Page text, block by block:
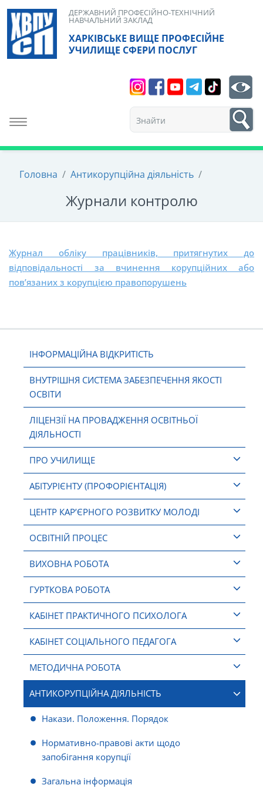
Skip
content
ХАРКІВСЬКЕ ВИЩЕ ПРОФЕСІЙНЕ
УЧИЛИЩЕ СФЕРИ ПОСЛУГ
ДЕРЖАВНИЙ ПРОФЕСІЙНО-ТЕХНІЧНИЙ
НАВЧАЛЬНИЙ ЗАКЛАД
Toggle navigation
1
Головна / Антикорупційна діяльність /
Журнали контролю
ІНФОРМАЦІЙНА ВІДКРИТІСТЬ
ВНУТРІШНЯ СИСТЕМА ЗАБЕЗПЕЧЕННЯ ЯКОСТІ
ОСВІТИ
ЛІЦЕНЗІЇ НА ПРОВАДЖЕННЯ ОСВІТНЬОЇ
ДІЯЛЬНОСТІ
ПРО УЧИЛИЩЕ
АБІТУРІЄНТУ (ПРОФОРІЄНТАЦІЯ)
ЦЕНТР КАР’ЄРНОГО РОЗВИТКУ МОЛОДІ
ОСВІТНІЙ ПРОЦЕС
ВИХОВНА РОБОТА
ГУРТКОВА РОБОТА
КАБІНЕТ ПРАКТИЧНОГО ПСИХОЛОГА
КАБІНЕТ СОЦІАЛЬНОГО ПЕДАГОГА
МЕТОДИЧНА РОБОТА
АНТИКОРУПЦІЙНА ДІЯЛЬНІСТЬ
Накази. Положення. Порядок
Нормативно-правові акти щодо
запобігання корупції
Загальна інформація
Журнал обліку працівників, притягнутих до
відповідальності за вчинення корупційних або
пов’язаних з корупцією правопорушень